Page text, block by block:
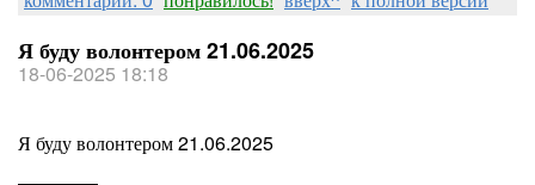
Я буду волонтером 21.06.2025
18-06-2025 18:18
Я буду волонтером 21.06.2025